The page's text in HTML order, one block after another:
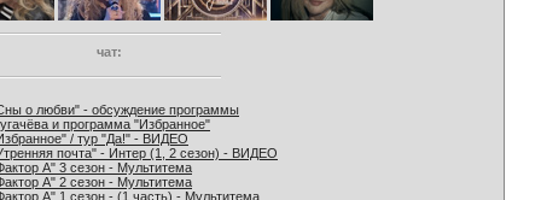
чат:
о любви" - обсуждение программы
и программа "Избранное"
/ тур "Да!" - ВИДЕО
почта" - Интер (1, 2 сезон) - ВИДЕО
А" 3 сезон - Мультитема
А" 2 сезон - Мультитема
А" 1 сезон - (1 часть) - Мультитема